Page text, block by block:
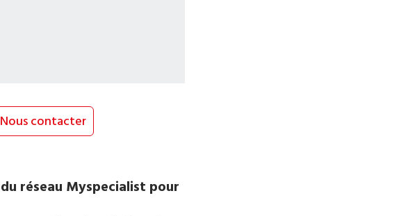
Nous contacter
du réseau Myspecialist pour